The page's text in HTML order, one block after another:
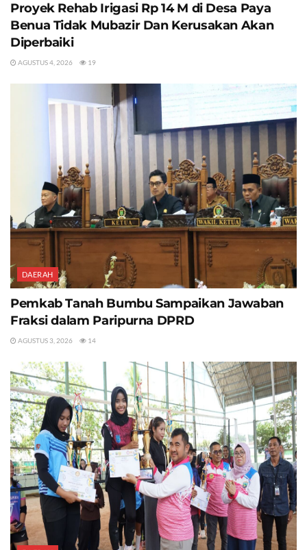
Proyek Rehab Irigasi Rp 14 M di Desa Paya
Benua Tidak Mubazir Dan Kerusakan Akan
Diperbaiki
AGUSTUS 4, 2026 19
DAERAH
Pemkab Tanah Bumbu Sampaikan Jawaban
Fraksi dalam Paripurna DPRD
AGUSTUS 3, 2026 14